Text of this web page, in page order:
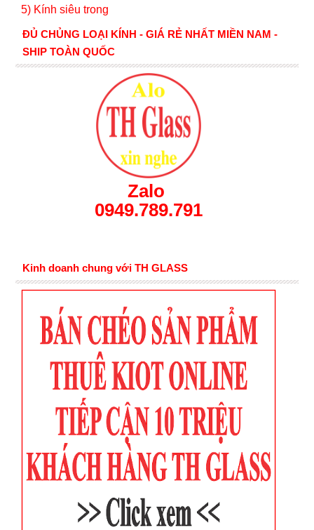
5) Kính siêu trong
ĐỦ CHỦNG LOẠI KÍNH - GIÁ RẺ NHẤT MIỀN NAM -
SHIP TOÀN QUỐC
Zalo
0949.789.791
Kinh doanh chung với TH GLASS